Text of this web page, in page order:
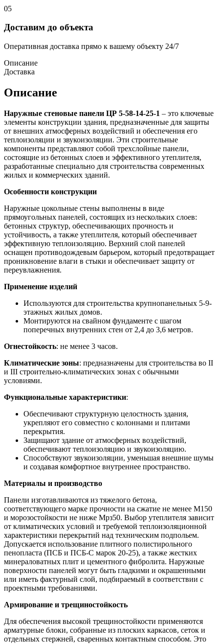
05
Доставим до объекта
Оперативная доставка прямо к вашему объекту 24/7
Описание
Доставка
Описание
Наружные стеновые панели ЦР 5-58-14-25-1 – это ключевые
элементы конструкции здания, предназначенные для защиты
от внешних атмосферных воздействий и обеспечения его
теплоизоляции и звукоизоляции. Эти строительные
компоненты представляют собой трехслойные панели,
состоящие из бетонных слоев и эффективного утеплителя,
разработанные специально для строительства современных
жилых и коммерческих зданий.
Особенности конструкции
Наружные цокольные стены выполнены в виде
прямоугольных панелей, состоящих из нескольких слоев:
бетонных структур, обеспечивающих прочность и
устойчивость, а также утеплителя, который обеспечивает
эффективную теплоизоляцию. Верхний слой панелей
оснащен противодождевым барьером, который предотвращает
проникновение влаги в стыки и обеспечивает защиту от
переувлажнения.
Применение изделий
Используются для строительства крупнопанельных 5-9-
этажных жилых домов.
Монтируются на свайном фундаменте с шагом
поперечных внутренних стен от 2,4 до 3,6 метров.
Огнестойкость: не менее 3 часов.
Климатические зоны: предназначены для строительства во II
и III строительно-климатических зонах с обычными
условиями.
Функциональные характеристики:
Обеспечивают структурную целостность здания,
укрепляют его совместно с колоннами и плитами
перекрытия.
Защищают здание от атмосферных воздействий,
обеспечивают теплоизоляцию и звукоизоляцию.
Способствуют звукоизоляции, уменьшая внешние шумы
и создавая комфортное внутреннее пространство.
Материалы и производство
Панели изготавливаются из тяжелого бетона,
соответствующего марке прочности на сжатие не менее М150
и морозостойкости не ниже Мрз50. Выбор утеплителя зависит
от климатических условий и требуемой теплоизоляционной
характеристики перекрытий над техническим подпольем.
Допускается использование плитного полистирольного
пенопласта (ПСБ и ПСБ-С марок 20-25), а также жестких
минераловатных плит и цементного фибролита. Наружные
поверхности панелей могут быть гладкими и окрашенными
или иметь фактурный слой, подбираемый в соответствии с
проектными требованиями.
Армирование и трещиностойкость
Для обеспечения высокой трещиностойкости применяются
арматурные блоки, собранные из плоских каркасов, сеток и
отдельных стержней, сваренных контактным способом. Это